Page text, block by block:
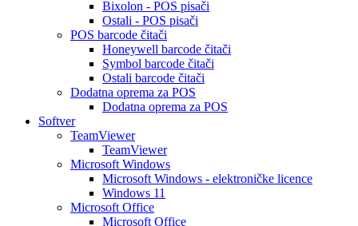
Bixolon - POS pisači
Ostali - POS pisači
POS barcode čitači
Honeywell barcode čitači
Symbol barcode čitači
Ostali barcode čitači
Dodatna oprema za POS
Dodatna oprema za POS
Softver
TeamViewer
TeamViewer
Microsoft Windows
Microsoft Windows - elektroničke licence
Windows 11
Microsoft Office
Microsoft Office